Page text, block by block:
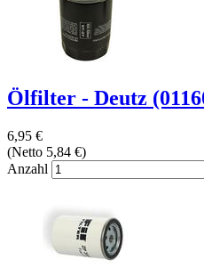
Ölfilter - Deutz
6,95 €
(Netto 5,84 €)
Anzahl